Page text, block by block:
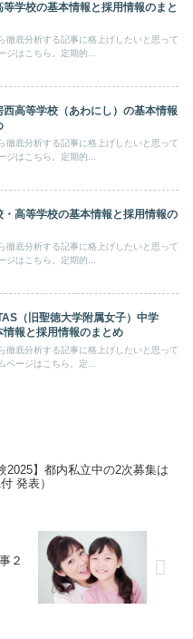
等学校の基本情報と採用情報のまと
徹底分析する記事に格上げしたいと思って
ジはこちら。定期的...
西高等学校（あわにし）の基本情報
徹底分析する記事に格上げしたいと思って
ジはこちら。定期的...
・高等学校の基本情報と採用情報の
徹底分析する記事に格上げしたいと思って
ジはこちら。定期的...
（旧聖徳大学附属女子）中学
報と採用情報のまとめ
徹底分析する記事に格上げしたいと思って
ページはこちら。定...
2025】都内私立中の2次募集は
発表）
２